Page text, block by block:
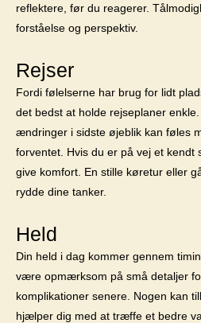
reflektere, før du reagerer.
forståelse og perspektiv.
Rejser
Fordi følelserne har brug for lidt
det bedst at holde rejseplaner
ændringer i sidste øjeblik kan føles
forventet. Hvis du er på vej et
give komfort. En stille køretur eller
rydde dine tanker.
Held
Din held i dag kommer gennem
være opmærksom på små detaljer
komplikationer senere. Nogen kan
hjælper dig med at træffe et bedre